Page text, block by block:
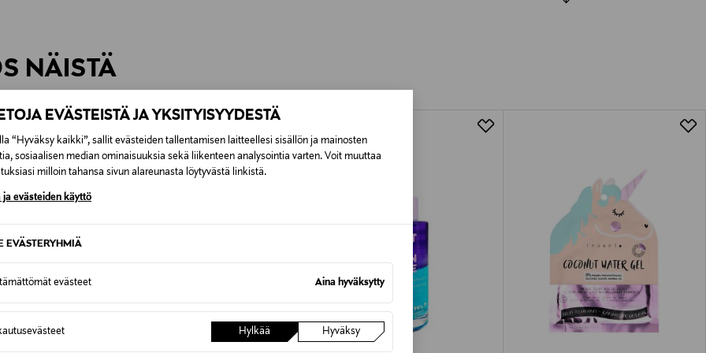
EVÄSTEISTÄ JA YKSITYISYYDESTÄ
“Hyväksy kaikki”, sallit evästeiden tallentamisen laitteellesi sisällön ja mainosten
sosiaalisen median ominaisuuksia sekä liikenteen analysointia varten. Voit muuttaa
milloin tahansa sivun alareunasta löytyvästä linkistä.
ja evästeiden käyttö
EVÄSTERYHMIÄ
evästeet Aina hyväksytty
Hylkää Hyväksy
Alk. 6,90 €, kun toimitus on saatavilla valittuun osoitteeseen.
NÄISTÄ